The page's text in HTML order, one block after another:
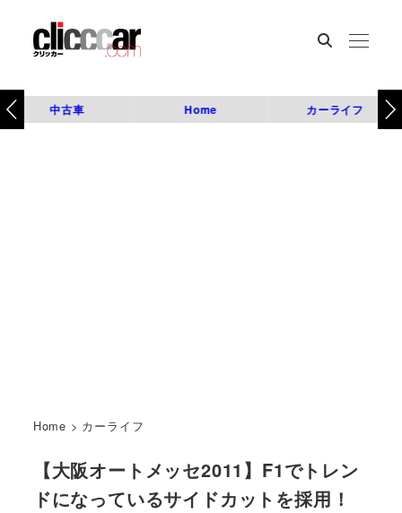
中古車 Home カーライフ
Home > カーライフ
【大阪オートメッセ2011】F1でトレン
ドになっているサイドカットを採用！